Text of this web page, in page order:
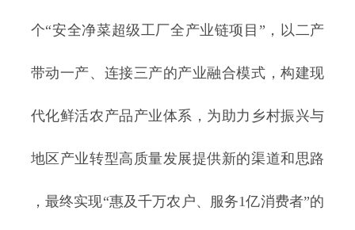
个“安全净菜超级工厂全产业链项目”，以二产
带动一产、连接三产的产业融合模式，构建现
代化鲜活农产品产业体系，为助力乡村振兴与
地区产业转型高质量发展提供新的渠道和思路
，最终实现“惠及千万农户、服务1亿消费者”的